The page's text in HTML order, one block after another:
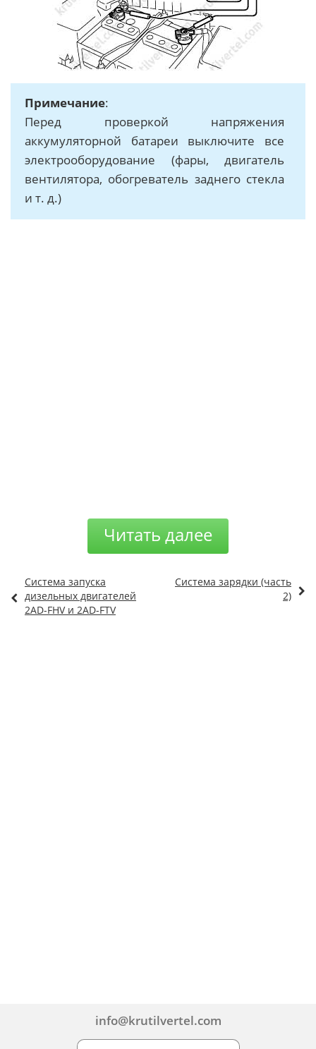
Примечание:
Перед проверкой напряжения
аккумуляторной батареи выключите все
электрооборудование (фары, двигатель
вентилятора, обогреватель заднего стекла
и т. д.)
Читать далее
Система запуска
дизельных двигателей
2AD-FHV и 2AD-FTV
Система зарядки (часть
2)
info@krutilvertel.com